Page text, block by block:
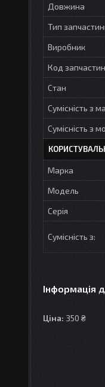
Довжина
Тип
Виробник
Код
Стан
Сумісність з
Сумісність з
Марка
Модель
Серія
Сумісність з:
Інформація
Ціна: 350 ₴